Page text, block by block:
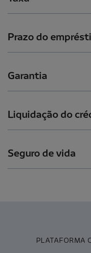
Prazo do
Garantia
Liquidação do
Seguro de vida
PLATAFORMA